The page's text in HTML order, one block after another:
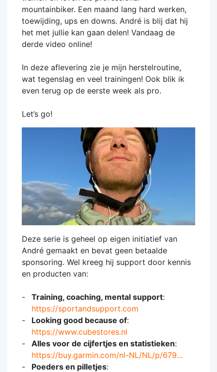
mountainbiker. Een maand lang hard werken,
toewijding, ups en downs. André is blij dat hij
het met jullie kan gaan delen! Vandaag de
derde video online!
In deze aflevering zie je mijn herstelroutine,
wat tegenslag en veel trainingen! Ook blik ik
even terug op de eerste week als pro.
Let’s go!
Deze serie is geheel op eigen initiatief van
André gemaakt en bevat geen betaalde
sponsoring. Wel kreeg hij support door kennis
en producten van:
Training, coaching, mental support:
https://sportandsupport.com
Looking good because of:
https://www.cubestores.nl
Alles voor de cijfertjes en statistieken:
https://buy.garmin.com/nl-NL/NL/p/679...
Poeders en pilletjes: